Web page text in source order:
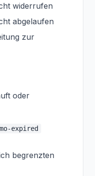
widerrufen
abgelaufen
zur
oder
expired
begrenzten